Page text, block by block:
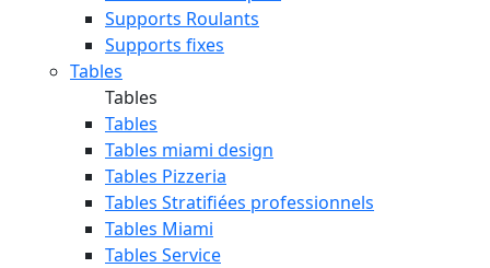
Supports Roulants
Supports fixes
Tables
Tables
Tables
Tables miami design
Tables Pizzeria
Tables Stratifiées professionnels
Tables Miami
Tables Service